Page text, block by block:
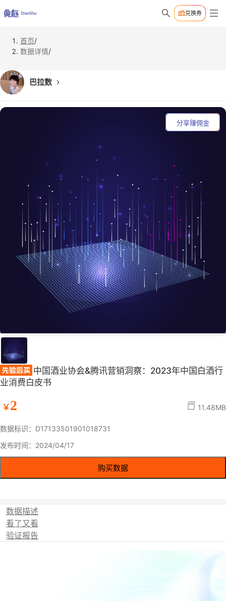
兑换券
首页/
数据详情/
巴拉数
分享赚佣金
中国酒业协会&腾讯营销洞察：2023年中国白酒行
业消费白皮书
￥2 11.48MB
数据标识：D17133501901018731
发布时间：2024/04/17
购买数据
数据描述
看了又看
验证报告